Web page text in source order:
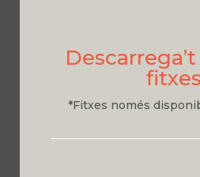
*Fitxes només